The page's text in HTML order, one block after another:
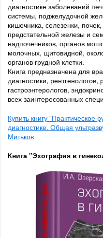
диагностике заболеваний
системы, поджелудочной
кишечника, селезенки,
предстательной железы и
надпочечников, органов
молочных, щитовидной,
органов грудной клетки.
Книга предназначена для
диагностики, рентгенологов,
гастроэнтерологов,
всех заинтересованных
Купить книгу "Практическое
диагностике. Общая
Митьков
Книга "Эхография в